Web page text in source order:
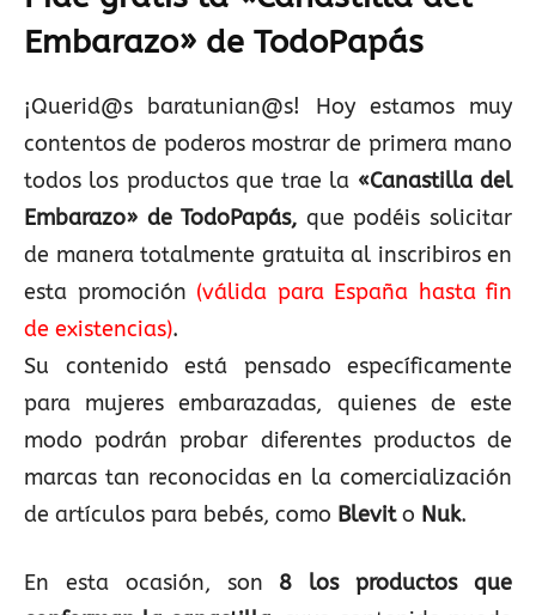
Embarazo» de TodoPapás
¡Querid@s baratunian@s! Hoy estamos muy
contentos de poderos mostrar de primera mano
todos los productos que trae la «Canastilla del
Embarazo» de TodoPapás, que podéis solicitar
de manera totalmente gratuita al inscribiros en
esta promoción (válida para España hasta fin
de existencias).
Su contenido está pensado específicamente
para mujeres embarazadas, quienes de este
modo podrán probar diferentes productos de
marcas tan reconocidas en la comercialización
de artículos para bebés, como Blevito Nuk.
En esta ocasión, son 8 los productos que